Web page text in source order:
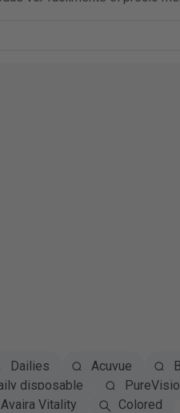
Dailies Acuvue
disposable
Avaira Vitality Colored